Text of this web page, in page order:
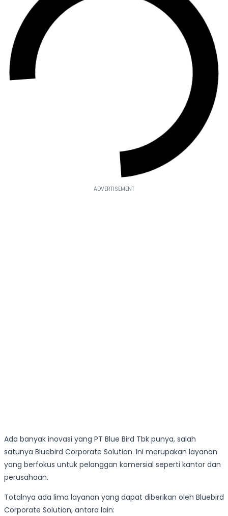
Ada banyak inovasi yang PT Blue Bird Tbk punya, salah
satunya Bluebird Corporate Solution. Ini merupakan layanan
yang berfokus untuk pelanggan komersial seperti kantor dan
perusahaan.
Totalnya ada lima layanan yang dapat diberikan oleh Bluebird
Corporate Solution, antara lain: